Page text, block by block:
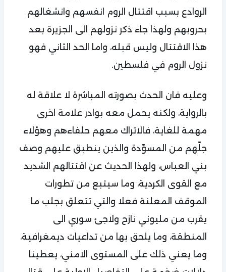
الروادع بسبب اقتتال الروم انفسهم وانشغالهم
بحروبهم ولهذا جاء ذكر نزولهم الى الجزيرة بعد
هذا الاقتتال وليس قبله، واما الحد الثاني فهو
نزول الروم في فلسطين.
وعليه فان الحدث بصورته المباشرة لا علاقة له
بالرواية، ولكنه يحمل معه بوادر علامة اخرى
مهمة للغاية، فالاتراك معهم حلفاءهم وهؤلاء
جلّهم من المسوّدة والذين ينطبق عليهم وصف
بني العباس، ولهذا الحديث عن اقتتالهم الشديد
مع القوى الكردية، وما سيتبع من تطورات
الموقف المعلنة فعلا والتي تتعلق بجلب ما
يقرب من مليوني نازح ولاجئ سوري الى
المنطقة، وما يلحق بها من تداعيات ديمغرافية،
وما يعني ذلك على المستوى الامني، يعطينا